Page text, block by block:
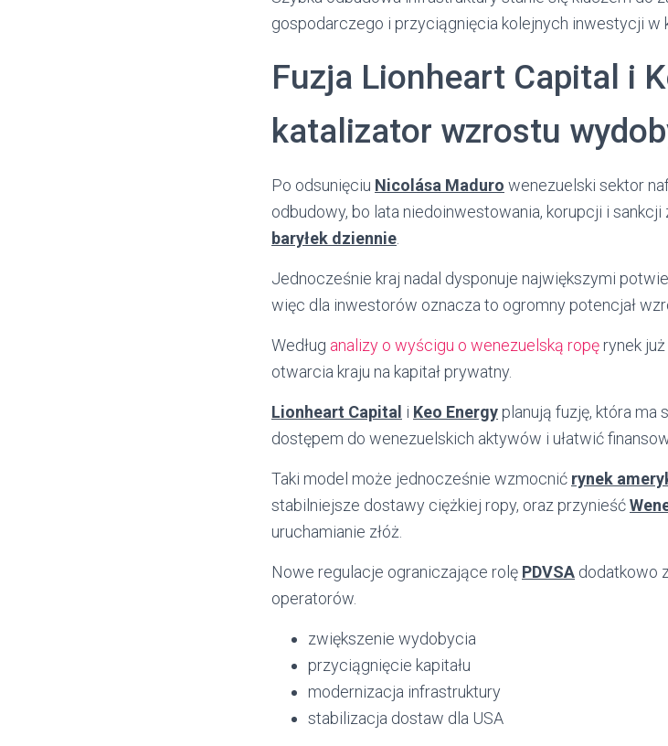
gospodarczego i przyciągnięcia kolejnych inwestycji w
Fuzja Lionheart Capital i
katalizator wzrostu
Po odsunięciu Nicolása Maduro wenezuelski sektor
odbudowy, bo lata niedoinwestowania, korupcji i sankcji
baryłek dziennie
Jednocześnie kraj nadal dysponuje największymi
więc dla inwestorów oznacza to ogromny potencjał
Według analizy o wyścigu o wenezuelską ropę rynek
otwarcia kraju na kapitał prywatny.
Lionheart Capital i Keo Energy planują fuzję, która
dostępem do wenezuelskich aktywów i ułatwić
Taki model może jednocześnie wzmocnić rynek
stabilniejsze dostawy ciężkiej ropy, oraz przynieść
uruchamianie złóż.
Nowe regulacje ograniczające rolę PDVSA dodatkowo
operatorów.
zwiększenie wydobycia
przyciągnięcie kapitału
modernizacja infrastruktury
stabilizacja dostaw dla USA